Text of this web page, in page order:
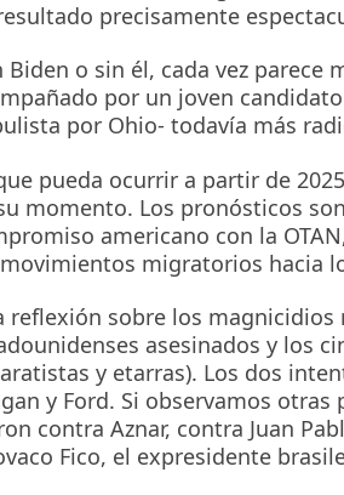
precisamente
Biden o sin él, cada vez parece
por un joven
por Ohio- todavía más
pueda ocurrir a partir de
momento. Los pronósticos
americano con la
migratorios hacia
reflexión sobre los
asesinados y los
y etarras). Los dos
y Ford. Si observamos
contra Aznar, contra Juan
Fico, el expresidente